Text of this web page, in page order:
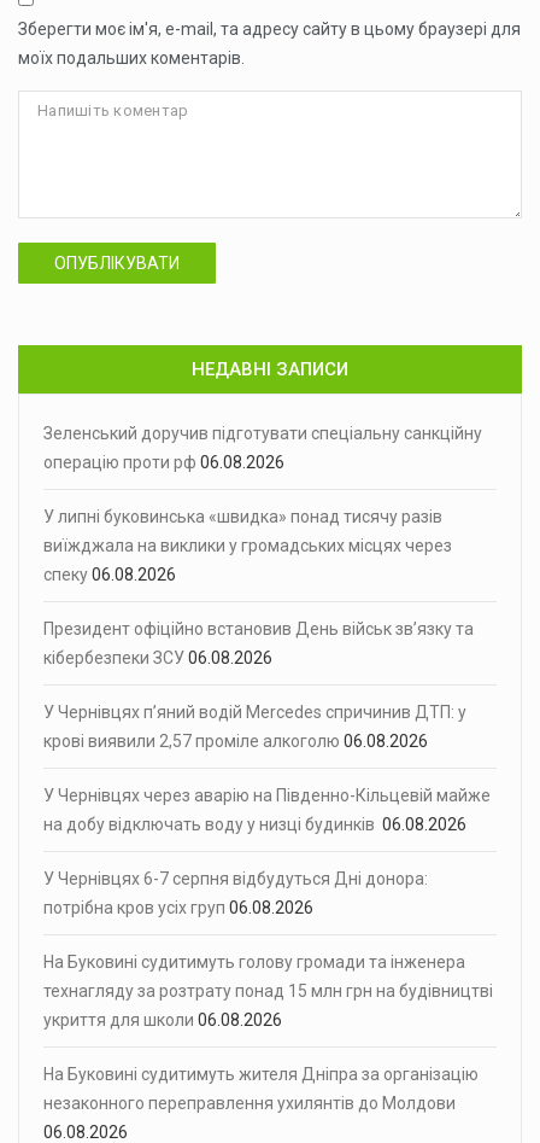
Зберегти моє ім'я, e-mail, та адресу сайту в цьому браузері для
моїх подальших коментарів.
ОПУБЛІКУВАТИ
НЕДАВНІ ЗАПИСИ
Зеленський доручив підготувати спеціальну санкційну
операцію проти рф 06.08.2026
У липні буковинська «швидка» понад тисячу разів
виїжджала на виклики у громадських місцях через
спеку06.08.2026
Президент офіційно встановив День військ зв’язку та
кібербезпеки ЗСУ06.08.2026
У Чернівцях п’яний водій Mercedes спричинив ДТП: у
крові виявили 2,57 проміле алкоголю 06.08.2026
У Чернівцях через аварію на Південно-Кільцевій майже
на добу відключать воду у низці будинків 06.08.2026
У Чернівцях 6-7 серпня відбудуться Дні донора:
потрібна кров усіх груп 06.08.2026
На Буковині судитимуть голову громади та інженера
технагляду за розтрату понад 15 млн грн на будівництві
укриття для школи 06.08.2026
На Буковині судитимуть жителя Дніпра за організацію
незаконного переправлення ухилянтів до Молдови
06.08.2026